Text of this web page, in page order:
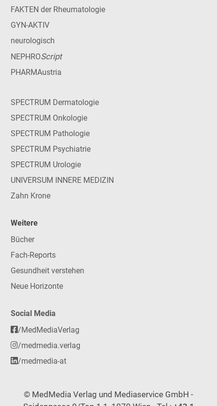
FAKTEN der Rheumatologie
GYN-AKTIV
neurologisch
NEPHROScript
PHARMAustria
SPECTRUM Dermatologie
SPECTRUM Onkologie
SPECTRUM Pathologie
SPECTRUM Psychiatrie
SPECTRUM Urologie
UNIVERSUM INNERE MEDIZIN
Zahn Krone
Weitere
Bücher
Fach-Reports
Gesundheit verstehen
Neue Horizonte
Social Media
/MedMediaVerlag
/medmedia.verlag
/medmedia-at
© MedMedia Verlag und Mediaservice GmbH -